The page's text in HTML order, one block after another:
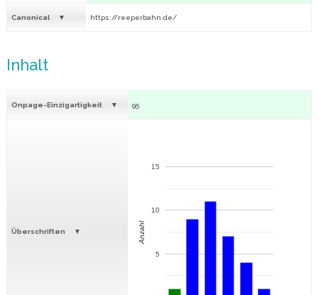
Canonical https://reeperbahn.de/
Inhalt
Onpage-Einzigartigkeit 95
Überschriften
5
10
15
Anzahl